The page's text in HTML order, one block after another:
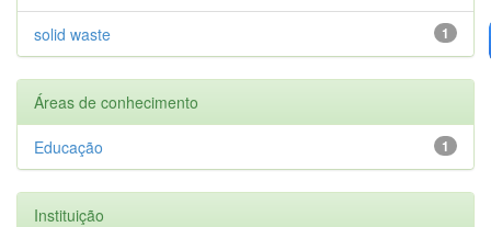
1
solid waste
Áreas de conhecimento
1
Educação
Instituição